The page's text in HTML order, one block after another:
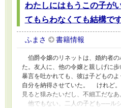
わたしにはもうこの子が
てもらわなくても結構です
ふまさ 書籍情報
伯爵令嬢のリネットは、婚約者
た。友人に、他の令嬢と親しげに歩
暴言を吐かれても、彼は子どもの
自分を納得させていた。 けれど
見ると猿みたいだし、不細工だな
他でもない。二人の子ども──ル